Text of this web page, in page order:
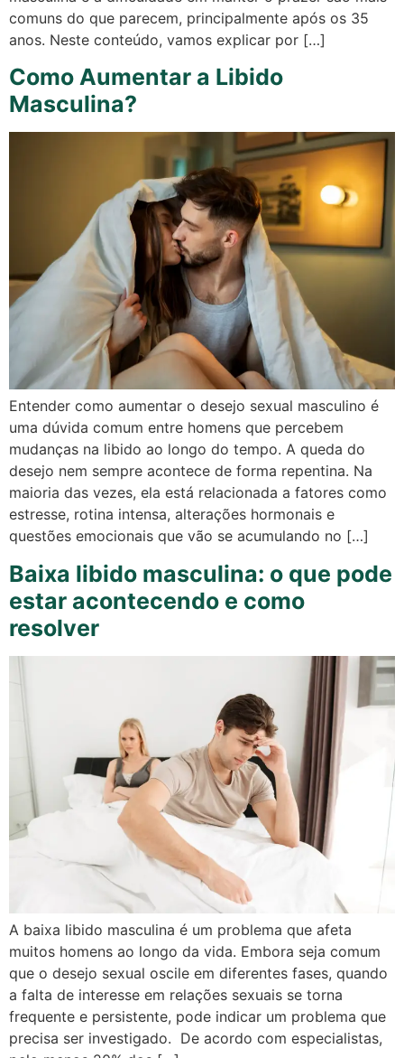
comuns do que parecem, principalmente após os 35
anos. Neste conteúdo, vamos explicar por […]
Como Aumentar a Libido
Masculina?
Entender como aumentar o desejo sexual masculino é
uma dúvida comum entre homens que percebem
mudanças na libido ao longo do tempo. A queda do
desejo nem sempre acontece de forma repentina. Na
maioria das vezes, ela está relacionada a fatores como
estresse, rotina intensa, alterações hormonais e
questões emocionais que vão se acumulando no […]
Baixa libido masculina: o que pode
estar acontecendo e como
resolver
A baixa libido masculina é um problema que afeta
muitos homens ao longo da vida. Embora seja comum
que o desejo sexual oscile em diferentes fases, quando
a falta de interesse em relações sexuais se torna
frequente e persistente, pode indicar um problema que
precisa ser investigado. De acordo com especialistas,